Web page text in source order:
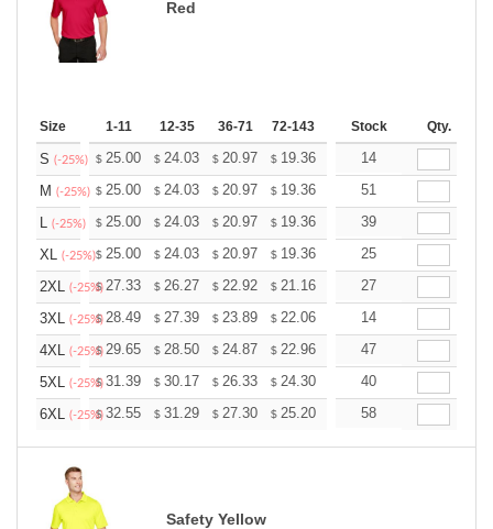
Red
Size 1-11 12-35 36-71 72-143 144-287 288 + More
Stock Qty.
S (-25%) $ 25.00 $ 24.03 $ 20.97 $ 19.36 18.39
14
M (-25%) $ 25.00 $ 24.03 $ 20.97 $ 19.36 18.39
51
L (-25%) $ 25.00 $ 24.03 $ 20.97 $ 19.36 18.39
39
XL (-25%)$ 25.00 $ 24.03 $ 20.97 $ 19.36 18.39
25
2XL (-25%)
$27.33 $ 26.27 $ 22.92 $ 21.16 20.10
27
3XL (-25%)
$28.49 $ 27.39 $ 23.89 $ 22.06 20.95
14
4XL (-25%)
$29.65 $ 28.50 $ 24.87 $ 22.96 21.81
47
5XL (-25%)
$31.39 $ 30.17 $ 26.33 $ 24.30 23.08
40
6XL (-25%)
$32.55 $ 31.29 $ 27.30 $ 25.20 23.94
58
Safety Yellow